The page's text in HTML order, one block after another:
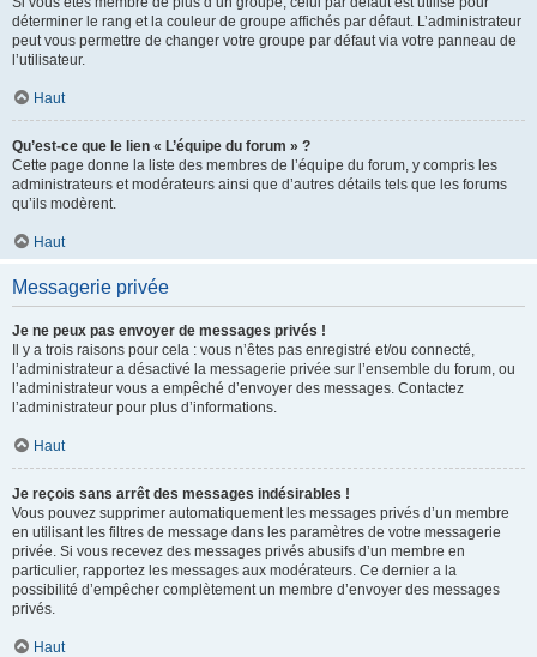
déterminer le rang et la couleur de groupe affichés par défaut. L’administrateur
peut vous permettre de changer votre groupe par défaut via votre panneau de
l’utilisateur.
Haut
Qu’est-ce que le lien « L’équipe du forum » ?
Cette page donne la liste des membres de l’équipe du forum, y compris les
administrateurs et modérateurs ainsi que d’autres détails tels que les forums
qu’ils modèrent.
Haut
Messagerie privée
Je ne peux pas envoyer de messages privés !
Il y a trois raisons pour cela : vous n’êtes pas enregistré et/ou connecté,
l’administrateur a désactivé la messagerie privée sur l’ensemble du forum, ou
l’administrateur vous a empêché d’envoyer des messages. Contactez
l’administrateur pour plus d’informations.
Haut
Je reçois sans arrêt des messages indésirables !
Vous pouvez supprimer automatiquement les messages privés d’un membre
en utilisant les filtres de message dans les paramètres de votre messagerie
privée. Si vous recevez des messages privés abusifs d’un membre en
particulier, rapportez les messages aux modérateurs. Ce dernier a la
possibilité d’empêcher complètement un membre d’envoyer des messages
privés.
Haut